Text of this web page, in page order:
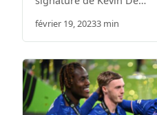
février 19, 20233 min